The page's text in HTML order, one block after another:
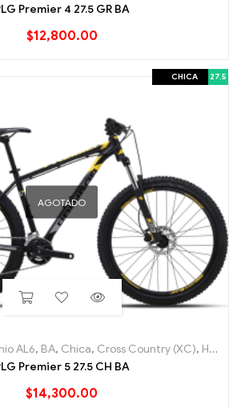
Premier 4 27.5 GR BA
$12,800.00
CHICA 27.5
AGOTADO
AL6, BA, Chica, Cross Country (XC), Hard Tail
Premier 5 27.5 CH BA
$14,300.00